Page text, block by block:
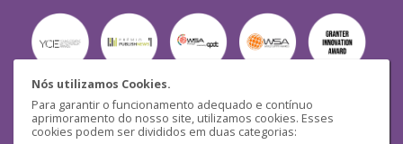
Nós utilizamos Cookies.
Para garantir o funcionamento adequado e contínuo
aprimoramento do nosso site, utilizamos cookies. Esses
cookies podem ser divididos em duas categorias:
Segurança